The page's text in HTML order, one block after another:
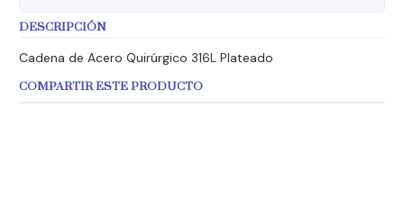
DESCRIPCIÓN
Cadena de Acero Quirúrgico 316L Plateado
COMPARTIR ESTE PRODUCTO